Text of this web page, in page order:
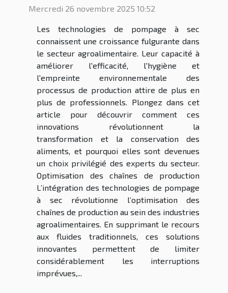
Mercredi 26 novembre 2025 10:52
Les technologies de pompage à sec
connaissent une croissance fulgurante dans
le secteur agroalimentaire. Leur capacité à
améliorer l'efficacité, l'hygiène et
l'empreinte environnementale des
processus de production attire de plus en
plus de professionnels. Plongez dans cet
article pour découvrir comment ces
innovations révolutionnent la
transformation et la conservation des
aliments, et pourquoi elles sont devenues
un choix privilégié des experts du secteur.
Optimisation des chaînes de production
L’intégration des technologies de pompage
à sec révolutionne l’optimisation des
chaînes de production au sein des industries
agroalimentaires. En supprimant le recours
aux fluides traditionnels, ces solutions
innovantes permettent de limiter
considérablement les interruptions
imprévues,...